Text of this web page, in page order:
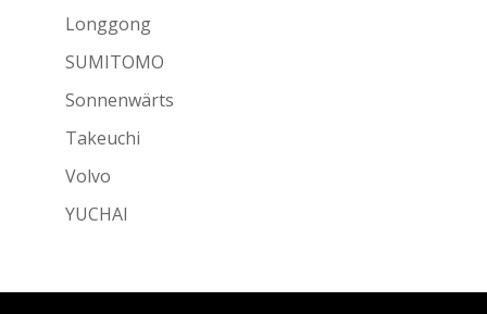
Longgong
SUMITOMO
Sonnenwärts
Takeuchi
Volvo
YUCHAI